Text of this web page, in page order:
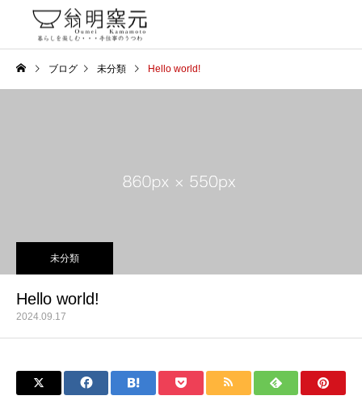
ブログ 未分類 Hello world!
未分類
Hello world!
2024.09.17